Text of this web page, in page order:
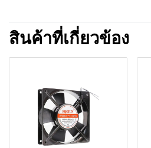
สินค้าที่เกี่ยวข้อง